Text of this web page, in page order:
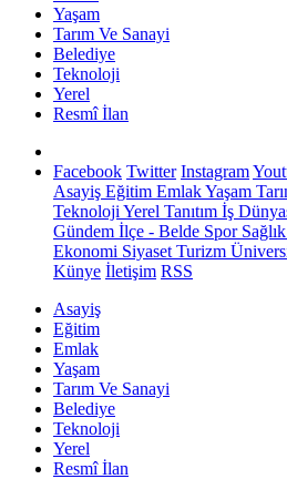
Yaşam
Tarım Ve Sanayi
Belediye
Teknoloji
Yerel
Resmî İlan
Facebook Twitter Instagram
Asayiş Eğitim EmlakYaşam
Teknoloji Yerel Tanıtım İş
Gündem İlçe - Belde SporSağlık
Ekonomi Siyaset Turizm
Künye İletişim RSS
Asayiş
Eğitim
Emlak
Yaşam
Tarım Ve Sanayi
Belediye
Teknoloji
Yerel
Resmî İlan